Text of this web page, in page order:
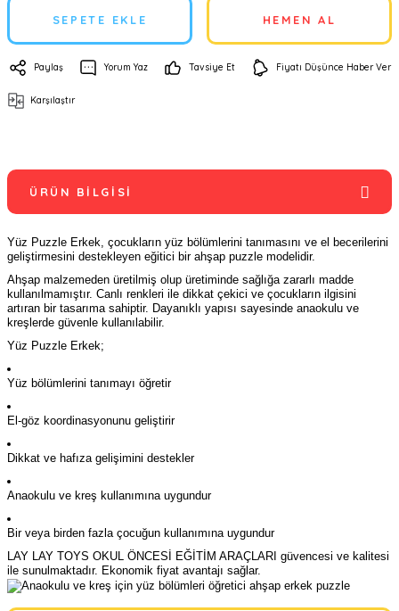
SEPETE EKLE HEMEN AL
Paylaş Yorum Yaz Tavsiye Et Fiyatı Düşünce Haber Ver
Karşılaştır
ÜRÜN BILGISI
Yüz Puzzle Erkek, çocukların yüz bölümlerini tanımasını ve el becerilerini
geliştirmesini destekleyen eğitici bir ahşap puzzle modelidir.
Ahşap malzemeden üretilmiş olup üretiminde sağlığa zararlı madde
kullanılmamıştır. Canlı renkleri ile dikkat çekici ve çocukların ilgisini
artıran bir tasarıma sahiptir. Dayanıklı yapısı sayesinde anaokulu ve
kreşlerde güvenle kullanılabilir.
Yüz Puzzle Erkek;
Yüz bölümlerini tanımayı öğretir
El-göz koordinasyonunu geliştirir
Dikkat ve hafıza gelişimini destekler
Anaokulu ve kreş kullanımına uygundur
Bir veya birden fazla çocuğun kullanımına uygundur
LAY LAY TOYS OKUL ÖNCESİ EĞİTİM ARAÇLARI güvencesi ve kalitesi
ile sunulmaktadır. Ekonomik fiyat avantajı sağlar.